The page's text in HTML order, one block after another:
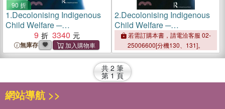
90 折
1.Decolonising Indigenous
Child Welfare ─
Comparative Perspectives
9 3340
無庫存
2.Decolonising Indigenous
Child Welfare ─
Comparative Perspectives
若需訂購本書，請電洽客服 02-
25006600[分機130、131]。
共 2 筆
第 1 頁
網站導航 >>